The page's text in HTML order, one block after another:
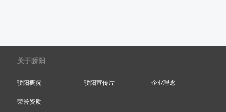
关于骄阳
骄阳概况 骄阳宣传片 企业理念
荣誉资质